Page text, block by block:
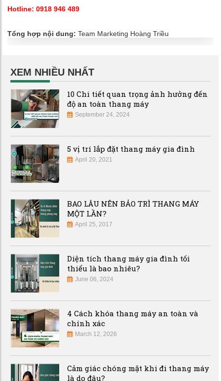
Hotline: 0918 946 489
Tổng hợp nội dung: Team Marketing Hoàng Triều
XEM NHIỀU NHẤT
10 Chi tiết quan trọng ảnh hưởng đến
độ an toàn thang máy
September 24, 2024
5 vị trí lắp đặt thang máy gia đình
April 20, 2021
BAO LÂU NÊN BẢO TRÌ THANG MÁY
MỘT LẦN?
April 25, 2017
Diện tích thang máy gia đình tối
thiểu là bao nhiêu?
June 06, 2024
4 Cách khóa thang máy an toàn và
chính xác
March 12, 2026
Cảm giác chóng mặt khi đi thang máy
là do đâu?